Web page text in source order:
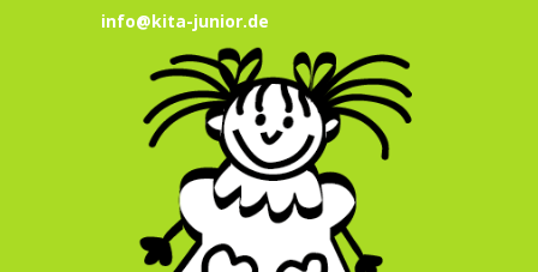
info@kita-junior.de